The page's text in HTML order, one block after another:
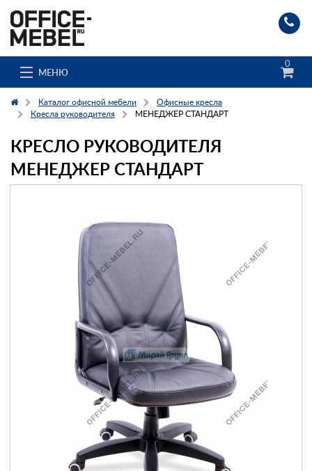
МЕНЮ
0
Каталог
О компании
Гос. заказчикам
Заказ каталога
Заказать обратный звонок
Каталог офисной мебели
Офисные кресла
Кресла руководителя
МЕНЕДЖЕР СТАНДАРТ
КРЕСЛО РУКОВОДИТЕЛЯ
МЕНЕДЖЕР СТАНДАРТ